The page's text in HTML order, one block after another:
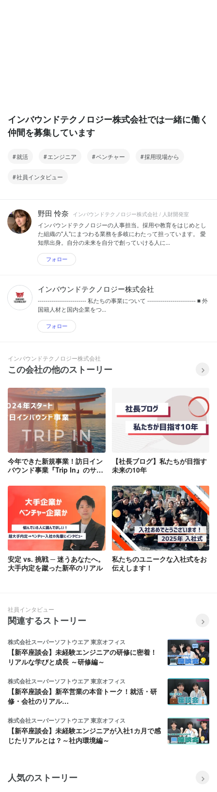
インバウンドテクノロジー株式会社では一緒に働く
仲間を募集しています
就活 エンジニア ベンチャー 採用現場から
社員インタビュー
野田 怜奈 インバウンドテクノロジー株式会社 / 人財開発室
インバウンドテクノロジーの人事担当。採用や教育をはじめとし
た組織の"人"にまつわる業務を多岐にわたって担っています。 愛
知県出身。自分の未来を自分で創っていける人に...
フォロー
インバウンドテクノロジー株式会社
‐‐‐‐‐‐‐‐‐‐‐‐‐‐‐‐‐‐‐‐‐‐‐‐‐ 私たちの事業について ‐‐‐‐‐‐‐‐‐‐‐‐‐‐‐‐‐‐‐‐‐‐‐‐‐ ■ 外
国籍人材と国内企業をつ...
フォロー
インバウンドテクノロジー株式会社
この会社の他のストーリー
今年できた新規事業！訪日イン
バウンド事業『Trip In』のサー
日本の魅力を世界へ繋ぐ～
【社長ブログ】私たちが目指す
未来の10年
安定 vs. 挑戦 ─ 迷うあなたへ。
大手内定を蹴った新卒のリアル
私たちのユニークな入社式をお
伝えします！
社員インタビュー
関連するストーリー
株式会社スーパーソフトウエア 東京オフィス
【新卒座談会】未経験エンジニアの研修に密着！
リアルな学びと成長 ～研修編～
株式会社スーパーソフトウエア 東京オフィス
【新卒座談会】新卒営業の本音トーク！就活・研
修・会社のリアル…
株式会社スーパーソフトウエア 東京オフィス
【新卒座談会】未経験エンジニアが入社1カ月で感
じたリアルとは？～社内環境編～
人気のストーリー